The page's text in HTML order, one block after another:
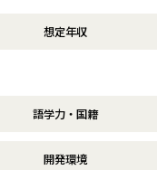
想定年収
語学力・国籍
開発環境